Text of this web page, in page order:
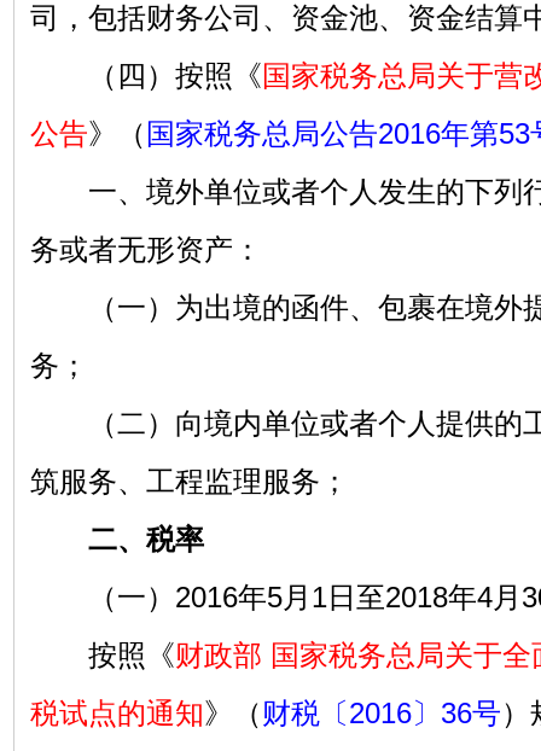
司，包括财务公司、资金池、资金结算
（四）按照《国家税务总局关于营
公告》（ 国家税务总局公告2016年第53
一、境外单位或者个人发生的下列
务或者无形资产：
（一）为出境的函件、包裹在境外
务；
（二）向境内单位或者个人提供的
筑服务、工程监理服务；
二、税率
（一）2016年5月1日至2018年4月
按照《财政部 国家税务总局关于
税试点的通知》（财税〔2016〕36号）